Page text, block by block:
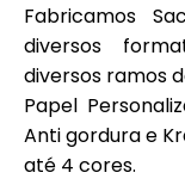
Fabricamos
diversos
diversos ramos
Papel
Anti gordura e
até 4 cores.